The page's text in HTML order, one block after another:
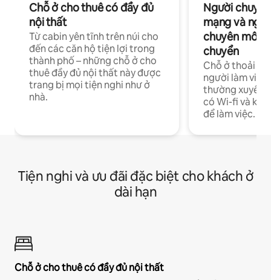
Chỗ ở cho thuê có đầy đủ
nội thất
Từ cabin yên tĩnh trên núi cho
đến các căn hộ tiện lợi trong
thành phố – những chỗ ở cho
thuê đầy đủ nội thất này được
trang bị mọi tiện nghi như ở
nhà.
Người
mạng và
chuyên môn
chuyển
Chỗ ở thoải
người làm việc
thường xuyên
có Wi-fi và
để làm việc.
Tiện nghi và ưu đãi đặc biệt cho khách ở
dài hạn
Chỗ ở cho thuê có đầy đủ nội thất